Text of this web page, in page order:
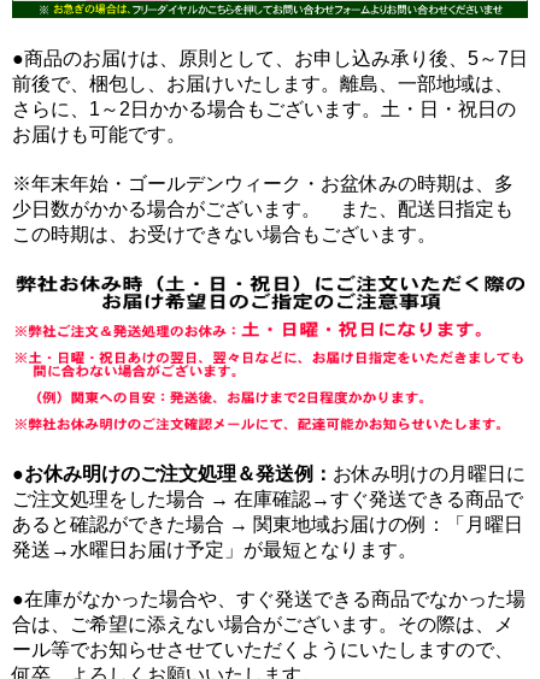
●商品のお届けは、原則として、お申し込み承り後、5～7日
前後で、梱包し、お届けいたします。離島、一部地域は、
さらに、1～2日かかる場合もございます。土・日・祝日の
お届けも可能です。
※年末年始・ゴールデンウィーク・お盆休みの時期は、多
少日数がかかる場合がございます。 また、配送日指定も
この時期は、お受けできない場合もございます。
●お休み明けのご注文処理＆発送例： お休み明けの月曜日に
ご注文処理をした場合 → 在庫確認→すぐ発送できる商品で
あると確認ができた場合 → 関東地域お届けの例：「月曜日
発送→水曜日お届け予定」が最短となります。
●在庫がなかった場合や、すぐ発送できる商品でなかった場
合は、ご希望に添えない場合がございます。その際は、メ
ール等でお知らせさせていただくようにいたしますので、